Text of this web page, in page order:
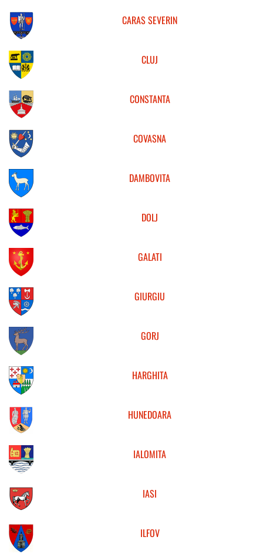
CARAS SEVERIN
CLUJ
CONSTANTA
COVASNA
DAMBOVITA
DOLJ
GALATI
GIURGIU
GORJ
HARGHITA
HUNEDOARA
IALOMITA
IASI
ILFOV